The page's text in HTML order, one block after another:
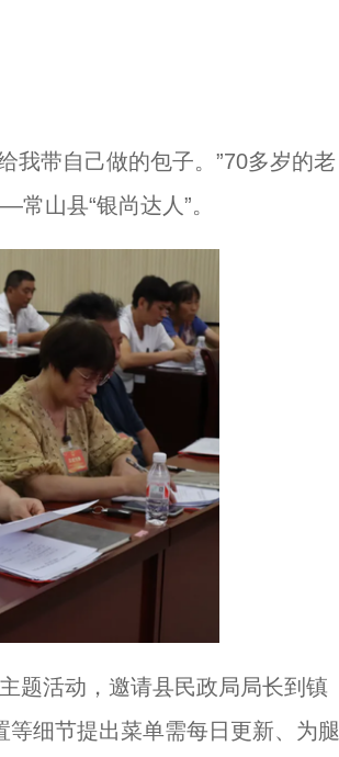
带自己做的包子。”70多岁的老
山县“银尚达人”。
活动，邀请县民政局局长到镇
细节提出菜单需每日更新、为腿